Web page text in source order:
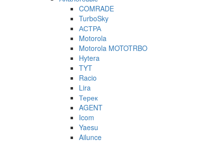
COMRADE
TurboSky
АСТРА
Motorola
Motorola MOTOTRBO
Hytera
TYT
Racio
Lira
Терек
AGENT
Icom
Yaesu
Ailunce